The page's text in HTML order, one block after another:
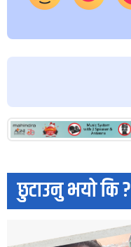
छुटाउनु भयो कि ?